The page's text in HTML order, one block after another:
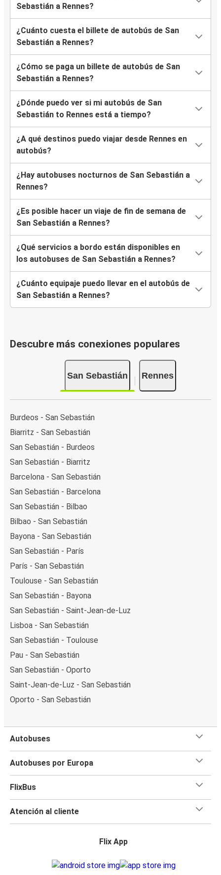
Sebastián a Rennes?
¿Cuánto cuesta el billete de autobús de San
Sebastián a Rennes?
¿Cómo se paga un billete de autobús de San
Sebastián a Rennes?
¿Dónde puedo ver si mi autobús de San
Sebastián to Rennes está a tiempo?
¿A qué destinos puedo viajar desde Rennes en
autobús?
¿Hay autobuses nocturnos de San Sebastián a
Rennes?
¿Es posible hacer un viaje de fin de semana de
San Sebastián a Rennes?
¿Qué servicios a bordo están disponibles en
los autobuses de San Sebastián a Rennes?
¿Cuánto equipaje puedo llevar en el autobús de
San Sebastián a Rennes?
Descubre más conexiones populares
San Sebastián Rennes
Burdeos - San Sebastián
Biarritz - San Sebastián
San Sebastián - Burdeos
San Sebastián - Biarritz
Barcelona - San Sebastián
San Sebastián - Barcelona
San Sebastián - Bilbao
Bilbao - San Sebastián
Bayona - San Sebastián
San Sebastián - París
París - San Sebastián
Toulouse - San Sebastián
San Sebastián - Bayona
San Sebastián - Saint-Jean-de-Luz
Lisboa - San Sebastián
San Sebastián - Toulouse
Pau - San Sebastián
San Sebastián - Oporto
Saint-Jean-de-Luz - San Sebastián
Oporto - San Sebastián
Autobuses
Autobuses por Europa
FlixBus
Atención al cliente
Flix App